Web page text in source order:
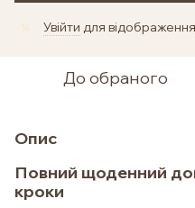
Увійти для
До обраного
Опис
Повний щоденний
кроки